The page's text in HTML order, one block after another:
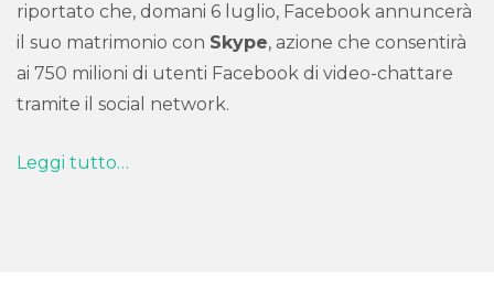
riportato che, domani 6 luglio, Facebook annuncerà
il suo matrimonio con Skype, azione che consentirà
ai 750 milioni di utenti Facebook di video-chattare
tramite il social network.
Leggi tutto…